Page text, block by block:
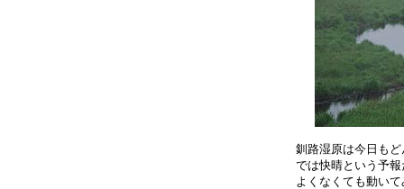
釧路湿原は今日も
では快晴という予
よくなくても動い